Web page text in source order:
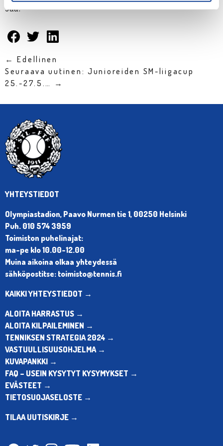
Jaa:
← Edellinen
Seuraava uutinen: Junioreiden SM-liigacup
25.-27.5.… →
YHTEYSTIEDOT
Olympiastadion, Paavo Nurmen tie 1, 00250 Helsinki
Puh. 010 574 3959
Toimiston puhelinajat:
ma-pe klo 10.00-12.00
Muina aikoina olkaa yhteydessä
sähköpostitse: toimisto@tennis.fi
KAIKKI YHTEYSTIEDOT →
ALOITA HARRASTUS →
ALOITA KILPAILEMINEN →
TENNIKSEN STRATEGIA 2024 →
VASTUULLISUUSOHJELMA →
KUVAPANKKI →
FAQ – USEIN KYSYTYT KYSYMYKSET →
EVÄSTEET →
TIETOSUOJASELOSTE →
TILAA UUTISKIRJE →